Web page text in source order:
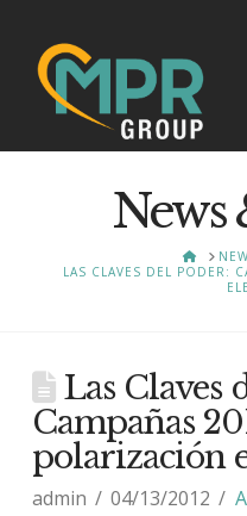
News
HOME
LAS CLAVES DEL PODER:
Las Claves
Campañas
polarización
admin 04/13/2012